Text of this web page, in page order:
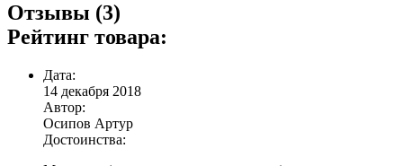
Отзывы (3)
Рейтинг товара:
Дата:
14 декабря 2018
Автор:
Осипов Артур
Достоинства: